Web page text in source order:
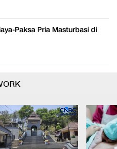
Paksa Pria Masturbasi di